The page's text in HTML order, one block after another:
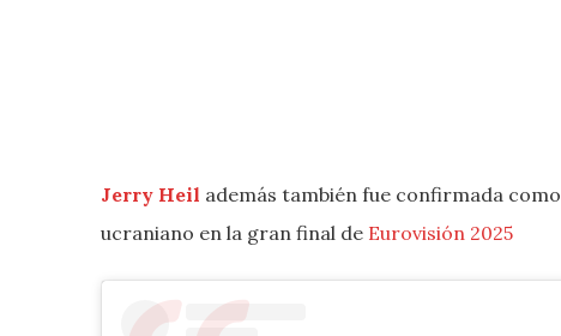
Jerry Heil además también fue confirmada como
ucraniano en la gran final de Eurovisión 2025